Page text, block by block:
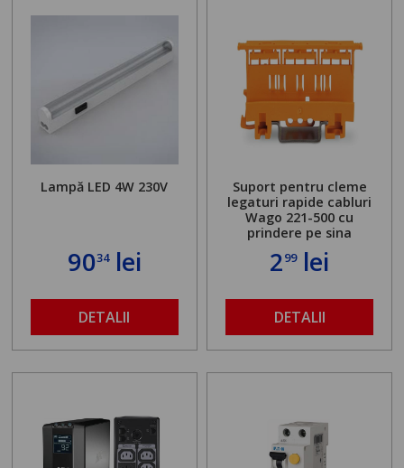
Lampă LED 4W 230V
9034lei
DETALII
Suport pentru cleme
legaturi rapide cabluri
Wago 221-500 cu
prindere pe sina
299lei
DETALII